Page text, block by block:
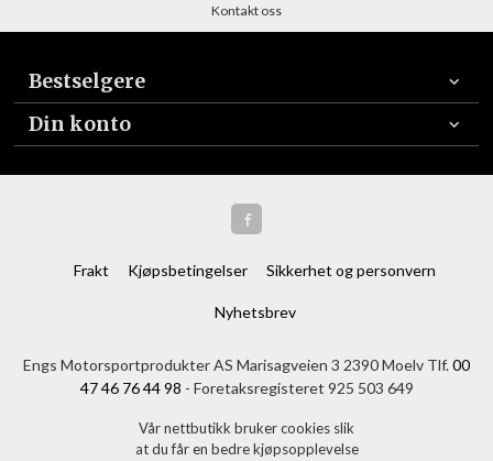
Kontakt oss
Bestselgere
Din konto
Frakt Kjøpsbetingelser Sikkerhet og personvern
Nyhetsbrev
Engs Motorsportprodukter AS Marisagveien 3 2390 Moelv Tlf.00
47 46 76 44 98 - Foretaksregisteret 925 503 649
Vår nettbutikk bruker cookies slik
at du får en bedre kjøpsopplevelse